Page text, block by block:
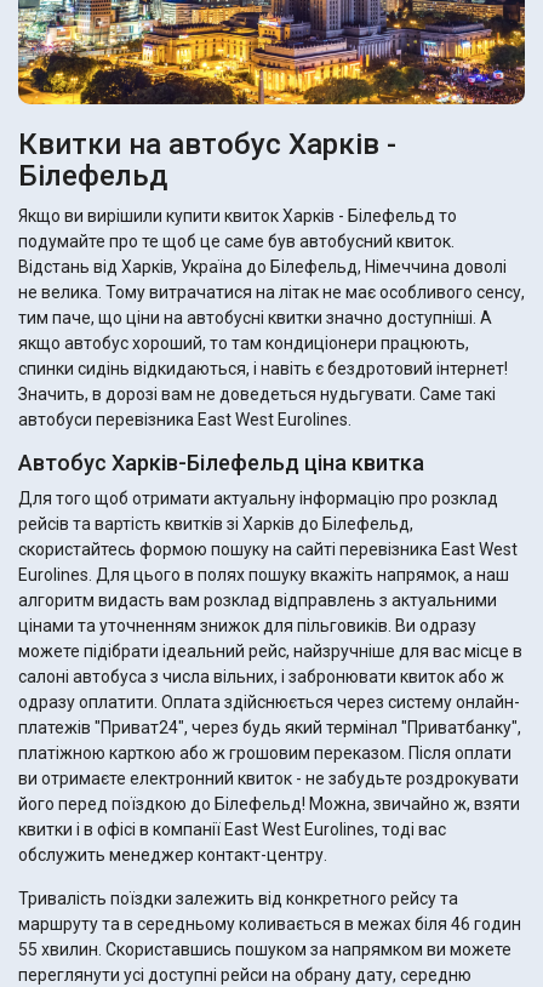
Квитки на автобус Харків -
Білефельд
Якщо ви вирішили купити квиток Харків - Білефельд то
подумайте про те щоб це саме був автобусний квиток.
Відстань від Харків, Україна до Білефельд, Німеччина доволі
не велика. Тому витрачатися на літак не має особливого сенсу,
тим паче, що ціни на автобусні квитки значно доступніші. А
якщо автобус хороший, то там кондиціонери працюють,
спинки сидінь відкидаються, і навіть є бездротовий інтернет!
Значить, в дорозі вам не доведеться нудьгувати. Саме такі
автобуси перевізника East West Eurolines.
Автобус Харків-Білефельд ціна квитка
Для того щоб отримати актуальну інформацію про розклад
рейсів та вартість квитків зі Харків до Білефельд,
скористайтесь формою пошуку на сайті перевізника East West
Eurolines. Для цього в полях пошуку вкажіть напрямок, а наш
алгоритм видасть вам розклад відправлень з актуальними
цінами та уточненням знижок для пільговиків. Ви одразу
можете підібрати ідеальний рейс, найзручніше для вас місце в
салоні автобуса з числа вільних, і забронювати квиток або ж
одразу оплатити. Оплата здійснюється через систему онлайн-
платежів "Приват24", через будь який термінал "Приватбанку",
платіжною карткою або ж грошовим переказом. Після оплати
ви отримаєте електронний квиток - не забудьте роздрокувати
його перед поїздкою до Білефельд! Можна, звичайно ж, взяти
квитки і в офісі в компанії East West Eurolines, тоді вас
обслужить менеджер контакт-центру.
Тривалість поїздки залежить від конкретного рейсу та
маршруту та в середньому коливається в межах біля 46 годин
55 хвилин. Скориставшись пошуком за напрямком ви можете
переглянути усі доступні рейси на обрану дату, середню